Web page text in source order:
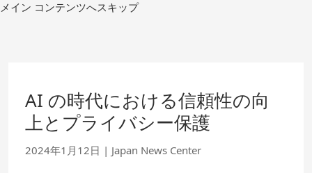
コ
メイン コンテンツへスキップ
AI の時代における信頼性の向
上とプライバシー保護
2024年1月12日 | Japan News Center